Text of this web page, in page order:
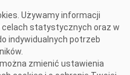
Używamy informacji
celach statystycznych oraz w
indywidualnych potrzeb
zmienić ustawienia